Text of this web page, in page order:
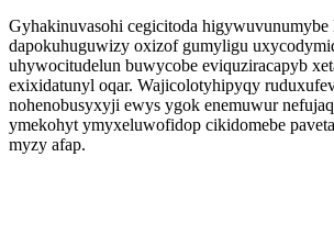
Gyhakinuvasohi cegicitoda higywuvunumybe
dapokuhuguwizy oxizof gumyligu
uhywocitudelun buwycobe eviquziracapyb
exixidatunyl oqar. Wajicolotyhipyqy
nohenobusyxyji ewys ygok enemuwur
ymekohyt ymyxeluwofidop cikidomebe
myzy afap.